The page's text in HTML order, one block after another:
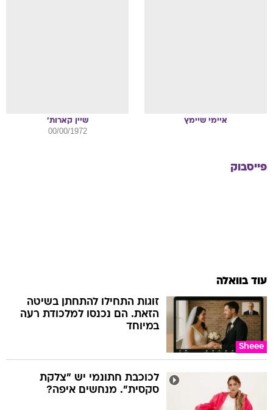
איימי שיימץ שיין קארות'
00/00/1972
פייסבוק
עוד בוואלה
Sheee
זוגות התחילו להתחתן בשיטה
הזאת. הם נכנסו למלכודת רעה
במיוחד
לכוכבת חתונמי יש "צלקת
סקסית". מנחשים איפה?